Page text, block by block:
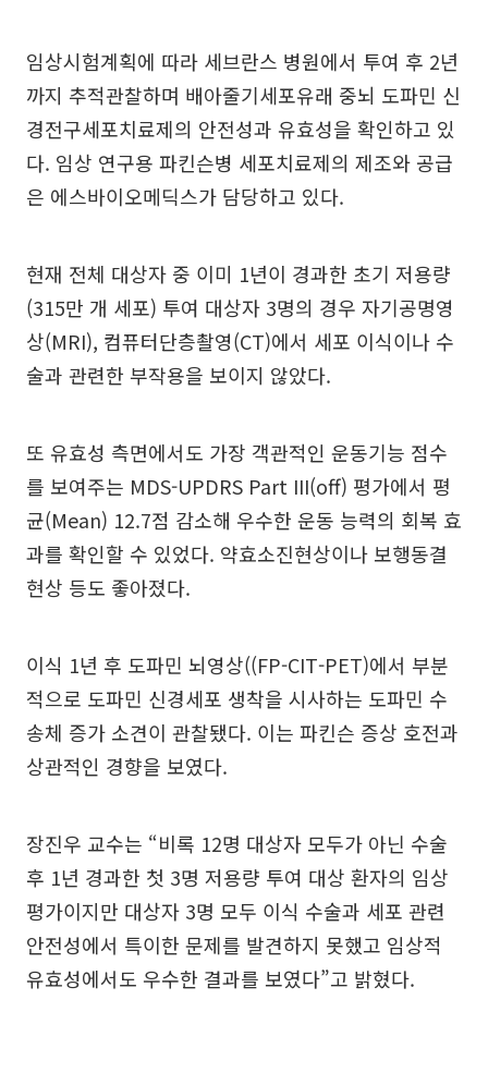
임상시험계획에 따라 세브란스 병원에서 투여 후 2년
까지 추적관찰하며 배아줄기세포유래 중뇌 도파민 신
경전구세포치료제의 안전성과 유효성을 확인하고 있
다. 임상 연구용 파킨슨병 세포치료제의 제조와 공급
은 에스바이오메딕스가 담당하고 있다.
현재 전체 대상자 중 이미 1년이 경과한 초기 저용량
(315만 개 세포) 투여 대상자 3명의 경우 자기공명영
상(MRI), 컴퓨터단층촬영(CT)에서 세포 이식이나 수
술과 관련한 부작용을 보이지 않았다.
또 유효성 측면에서도 가장 객관적인 운동기능 점수
를 보여주는 MDS-UPDRS Part III(off) 평가에서 평
균(Mean) 12.7점 감소해 우수한 운동 능력의 회복 효
과를 확인할 수 있었다. 약효소진현상이나 보행동결
현상 등도 좋아졌다.
이식 1년 후 도파민 뇌영상((FP-CIT-PET)에서 부분
적으로 도파민 신경세포 생착을 시사하는 도파민 수
송체 증가 소견이 관찰됐다. 이는 파킨슨 증상 호전과
상관적인 경향을 보였다.
장진우 교수는 “비록 12명 대상자 모두가 아닌 수술
후 1년 경과한 첫 3명 저용량 투여 대상 환자의 임상
평가이지만 대상자 3명 모두 이식 수술과 세포 관련
안전성에서 특이한 문제를 발견하지 못했고 임상적
유효성에서도 우수한 결과를 보였다”고 밝혔다.